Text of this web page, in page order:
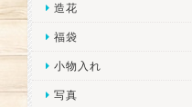
造花
福袋
小物入れ
写真